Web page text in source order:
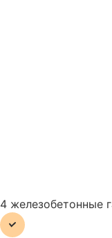
4 железобетонные